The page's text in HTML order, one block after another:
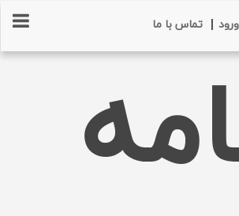
ورود تماس با ما